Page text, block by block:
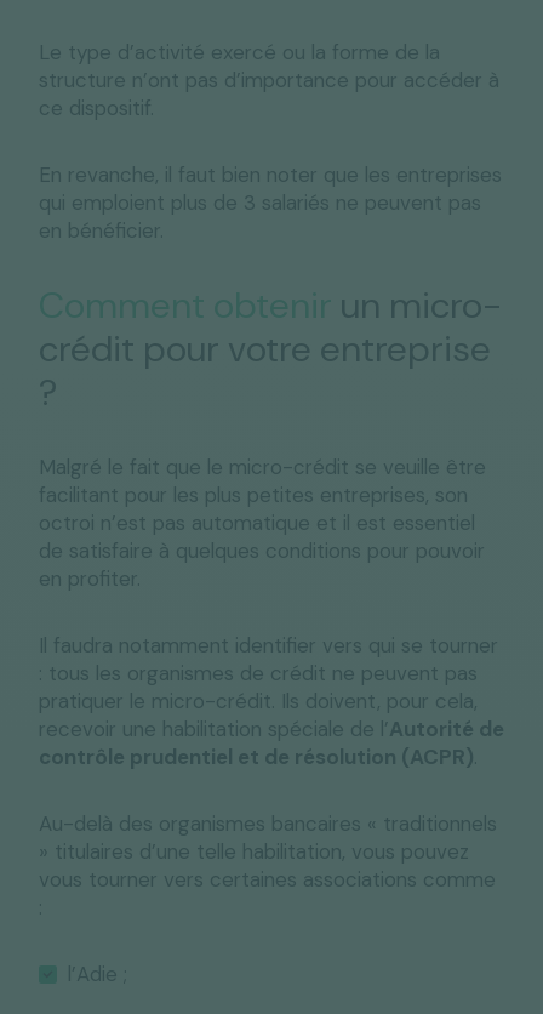
Le type d’activité exercé ou la forme de la
structure n’ont pas d’importance pour accéder à
ce dispositif.
En revanche, il faut bien noter que les entreprises
qui emploient plus de 3 salariés ne peuvent pas
en bénéficier.
Comment obtenir un micro-
crédit pour votre entreprise
?
Malgré le fait que le micro-crédit se veuille être
facilitant pour les plus petites entreprises, son
octroi n’est pas automatique et il est essentiel
de satisfaire à quelques conditions pour pouvoir
en profiter.
Il faudra notamment identifier vers qui se tourner
: tous les organismes de crédit ne peuvent pas
pratiquer le micro-crédit. Ils doivent, pour cela,
recevoir une habilitation spéciale de l’Autorité de
contrôle prudentiel et de résolution (ACPR)
Au-delà des organismes bancaires « traditionnels
» titulaires d’une telle habilitation, vous pouvez
vous tourner vers certaines associations comme
l’Adie ;